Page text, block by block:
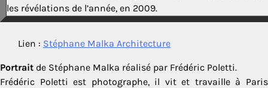
les révélations de l’année, en 2009.
Lien : Stéphane Malka Architecture
Portrait de Stéphane Malka réalisé par Frédéric Poletti.
Frédéric Poletti est photographe, il vit et travaille à Paris